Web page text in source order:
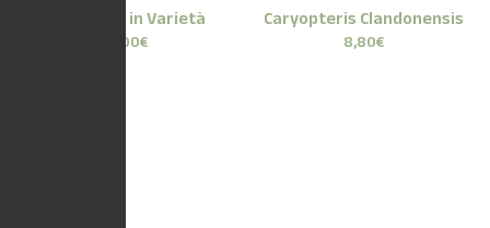
Escallonia in Varietà
11,00€
Caryopteris Clandonensis
8,80€